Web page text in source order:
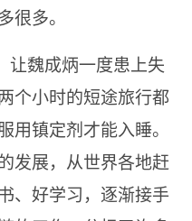
很多。
让魏成炳一度患上失
个小时的短途旅行都
用镇定剂才能入睡。
发展，从世界各地赶
、好学习，逐渐接手